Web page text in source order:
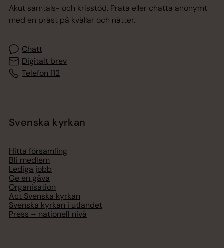
Akut samtals- och krisstöd. Prata eller chatta anonymt
med en präst på kvällar och nätter.
Chatt
Digitalt brev
Telefon 112
Svenska kyrkan
Hitta församling
Bli medlem
Lediga jobb
Ge en gåva
Organisation
Act Svenska kyrkan
Svenska kyrkan i utlandet
Press – nationell nivå